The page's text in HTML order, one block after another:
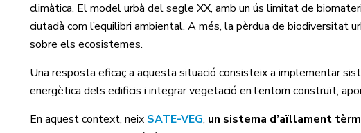
climàtica. El model urbà del segle XX, amb un ús limitat de
ciutadà com l’equilibri ambiental. A més, la pèrdua de biodiversitat
sobre els ecosistemes.
Una resposta eficaç a aquesta situació consisteix a implementar
energètica dels edificis i integrar vegetació en l’entorn construït,
En aquest context, neix SATE-VEG, un sistema d’aïllament